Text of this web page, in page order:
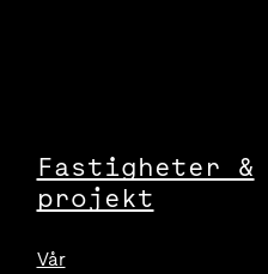
Fastigheter &
projekt
Vår